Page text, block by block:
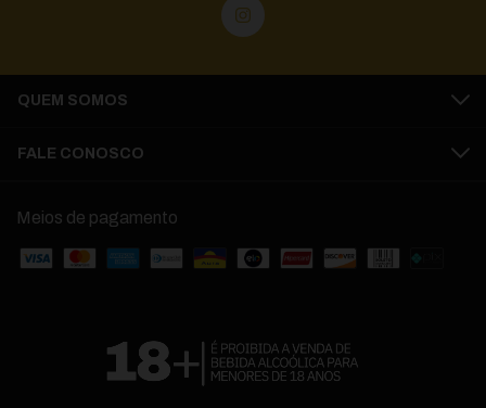
QUEM SOMOS
FALE CONOSCO
Meios de pagamento